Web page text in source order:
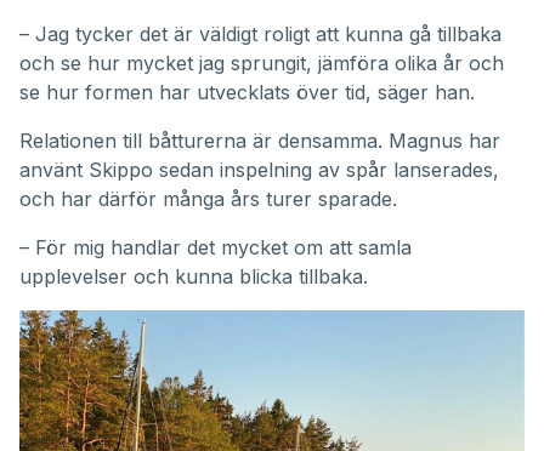
– Jag tycker det är väldigt roligt att kunna gå tillbaka
och se hur mycket jag sprungit, jämföra olika år och
se hur formen har utvecklats över tid, säger han.
Relationen till båtturerna är densamma. Magnus har
använt Skippo sedan inspelning av spår lanserades,
och har därför många års turer sparade.
– För mig handlar det mycket om att samla
upplevelser och kunna blicka tillbaka.